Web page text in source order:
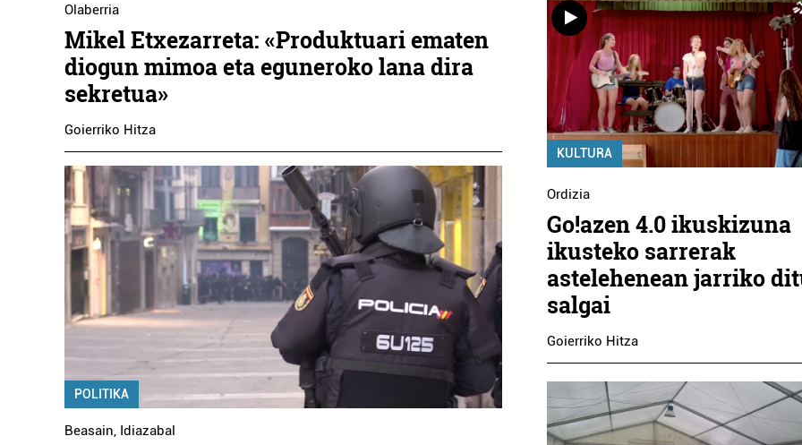
Olaberria
Mikel Etxezarreta: «Produktuari ematen
diogun mimoa eta eguneroko lana dira
sekretua»
Goierriko Hitza
POLITIKA
Beasain, Idiazabal
KULTURA
Ordizia
Go!azen 4.0 ikuskizuna
ikusteko sarrerak
astelehenean jarriko
salgai
Goierriko Hitza